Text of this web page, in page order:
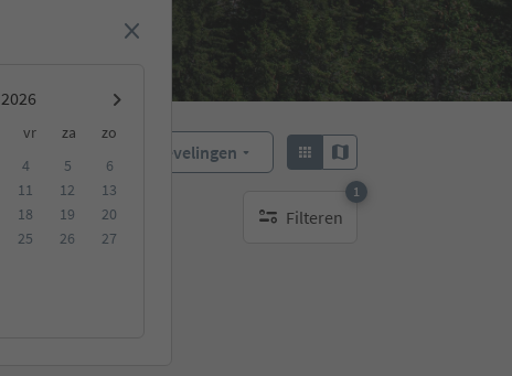
vr za
zo
4 5
6
11 12
13
18 19
20
25 26
27
Aanbevelingen
Filteren
1
1 actief filter